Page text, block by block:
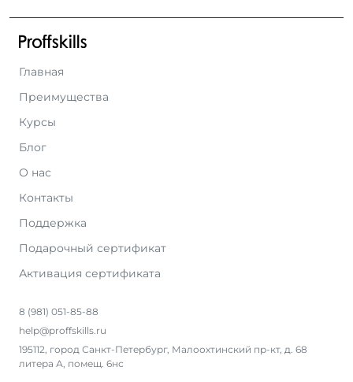
Главная
Преимущества
Курсы
Блог
О нас
Контакты
Поддержка
Подарочный сертификат
Активация сертификата
8 (981) 051-85-88
help@proffskills.ru
195112, город Санкт-Петербург, Малоохтинский пр-кт, д. 68
литера А, помещ. 6нс